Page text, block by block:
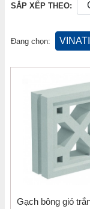
SẮP XẾP THEO:
Đang chọn:
Gạch bông gió